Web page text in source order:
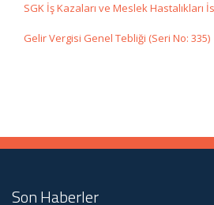
SGK İş Kazaları ve Meslek Hastalıkları
Gelir Vergisi Genel Tebliği (Seri No: 335)
Son Haberler